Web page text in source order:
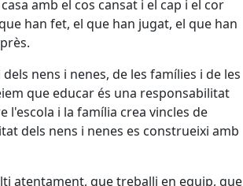
amb el cos cansat i el cap i el cor
han fet, el que han jugat, el que han
nens i nenes, de les famílies i de les
que educar és una responsabilitat
l'escola i la família crea vincles de
dels nens i nenes es construeixi amb
atentament, que treballi en equip, que